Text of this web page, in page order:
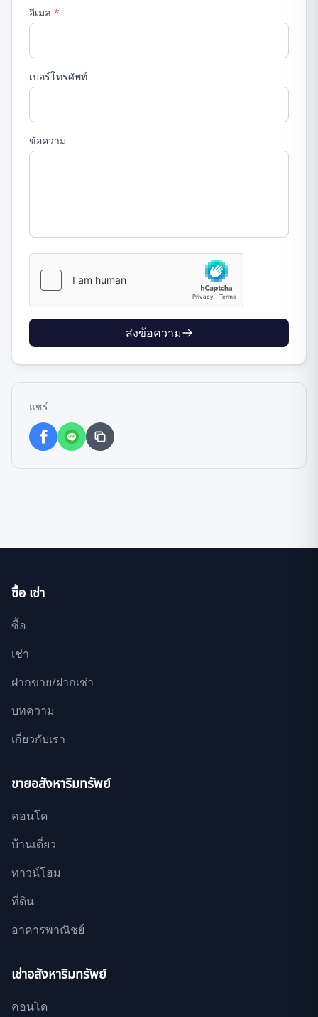
อีเมล *
เบอร์โทรศัพท์
ข้อความ
ส่งข้อความ
แชร์
ซื้อ เช่า
ซื้อ
เช่า
ฝากขาย/ฝากเช่า
บทความ
เกี่ยวกับเรา
ขายอสังหาริมทรัพย์
คอนโด
บ้านเดี่ยว
ทาวน์โฮม
ที่ดิน
อาคารพาณิชย์
เช่าอสังหาริมทรัพย์
คอนโด